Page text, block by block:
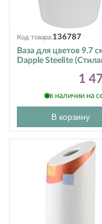
Код товара:136787
Ваза для цветов 9.7
Dapple Steelite
1
в наличии на
В корзину